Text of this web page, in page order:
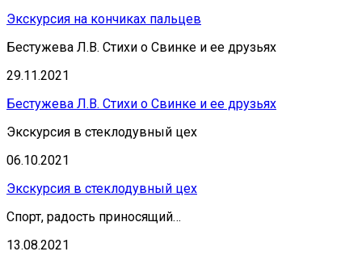
Экскурсия на кончиках пальцев
Бестужева Л.В. Стихи о Свинке и ее друзьях
29.11.2021
Бестужева Л.В. Стихи о Свинке и ее друзьях
Экскурсия в стеклодувный цех
06.10.2021
Экскурсия в стеклодувный цех
Спорт, радость приносящий…
13.08.2021